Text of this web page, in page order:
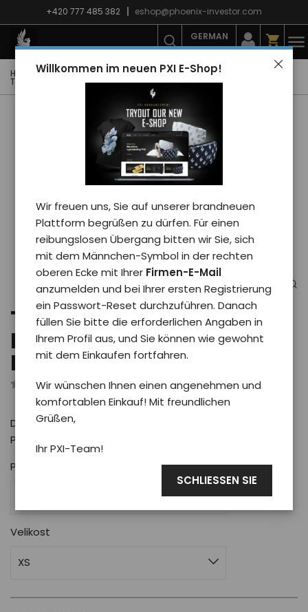
Willkommen im neuen PXI E-Shop!
Wir freuen uns, Sie auf unserer brandneuen
Plattform begrüßen zu dürfen. Für einen
reibungslosen Übergang bitten wir Sie, sich
mit dem Männchen-Symbol in der rechten
oberen Ecke mit Ihrer Firmen-E-Mail
anzumelden und bei Ihrer ersten Registrierung
ein Passwort-Reset durchzuführen. Danach
füllen Sie bitte die erforderlichen Angaben in
Ihrem Profil aus, und Sie können wie gewohnt
mit dem Einkaufen fortfahren.
Wir wünschen Ihnen einen angenehmen und
komfortablen Einkauf! Mit freundlichen
Grüßen,
Ihr PXI-Team!
SCHLIESSEN SIE
+420 777 485 382 eshop@phoenix-investor.com
GERMAN
Hauptseite E-shop Mode T-Shirts
Frauen-T-Shirts
T-shirt Phoenix PHENOMEN - Frau/Schwarz XS
T-shirt Phoenix
PHENOMEN -
Frau/Schwarz XS
Rezensiert von 0 Benutzer
Damen-T-Shirt aus Baumwolle in Schwarz mit
PHENOMEN Phoenix-Motiv
Pro koho
Velikost
XS